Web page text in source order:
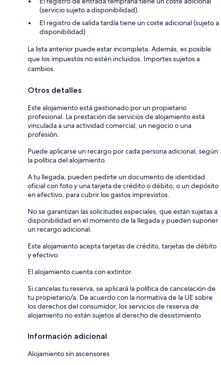
(servicio sujeto a disponibilidad).
El registro de salida tardía tiene un coste adicional (sujeto a
disponibilidad)
La lista anterior puede estar incompleta. Además, es posible
que los impuestos no estén incluidos. Importes sujetos a
cambios.
Otros detalles
Este alojamiento está gestionado por un propietario
profesional. La prestación de servicios de alojamiento está
vinculada a una actividad comercial, un negocio o una
profesión.
Puede aplicarse un recargo por cada persona adicional, según
la política del alojamiento.
A tu llegada, pueden pedirte un documento de identidad
oficial con foto y una tarjeta de crédito o débito, o un depósito
en efectivo, para cubrir los gastos imprevistos.
No se garantizan las solicitudes especiales, que están sujetas a
disponibilidad en el momento de la llegada y pueden suponer
un recargo adicional.
Este alojamiento acepta tarjetas de crédito, tarjetas de débito
y efectivo.
El alojamiento cuenta con extintor.
Si cancelas tu reserva, se aplicará la política de cancelación de
tu propietario/a. De acuerdo con la normativa de la UE sobre
los derechos del consumidor, los servicios de reserva de
alojamiento no están sujetos al derecho de desistimiento.
Información adicional
Alojamiento sin ascensores